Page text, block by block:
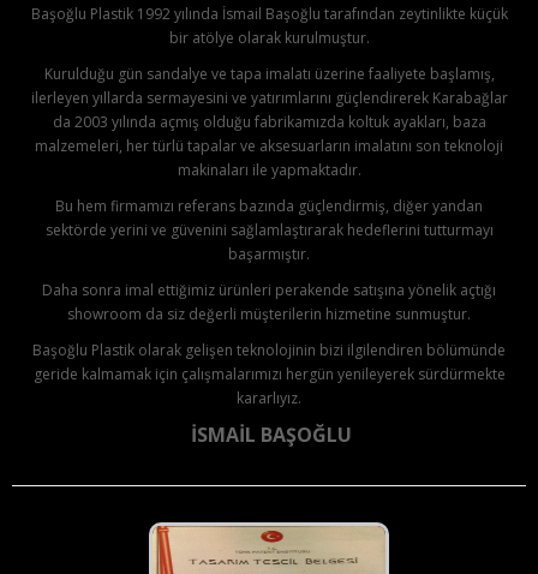
Başoğlu Plastik 1992 yılında İsmail Başoğlu tarafından zeytinlikte küçük
bir atölye olarak kurulmuştur.
Kurulduğu gün sandalye ve tapa imalatı üzerine faaliyete başlamış,
ilerleyen yıllarda sermayesini ve yatırımlarını güçlendirerek Karabağlar
da 2003 yılında açmış olduğu fabrikamızda koltuk ayakları, baza
malzemeleri, her türlü tapalar ve aksesuarların imalatını son teknoloji
makinaları ile yapmaktadır.
Bu hem firmamızı referans bazında güçlendirmiş, diğer yandan
sektörde yerini ve güvenini sağlamlaştırarak hedeflerini tutturmayı
başarmıştır.
Daha sonra imal ettiğimiz ürünleri perakende satışına yönelik açtığı
showroom da siz değerli müşterilerin hizmetine sunmuştur.
Başoğlu Plastik olarak gelişen teknolojinin bizi ilgilendiren bölümünde
geride kalmamak için çalışmalarımızı hergün yenileyerek sürdürmekte
kararlıyız.
İSMAİL BAŞOĞLU